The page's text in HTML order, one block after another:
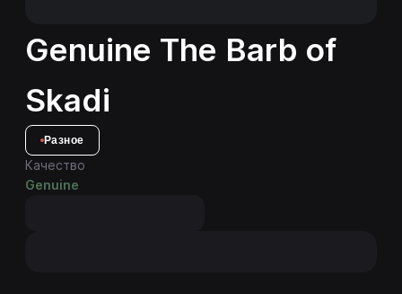
Genuine The Barb of
Skadi
Разное
Качество
Genuine